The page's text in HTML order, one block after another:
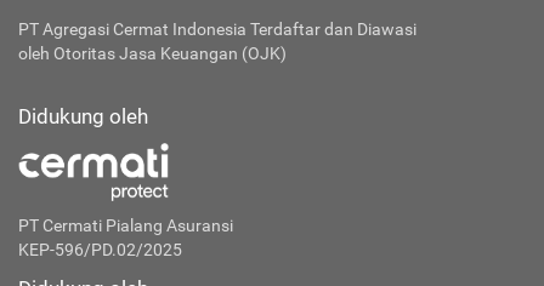
PT Agregasi Cermat Indonesia Terdaftar dan Diawasi
oleh Otoritas Jasa Keuangan (OJK)
Didukung oleh
PT Cermati Pialang Asuransi
KEP-596/PD.02/2025